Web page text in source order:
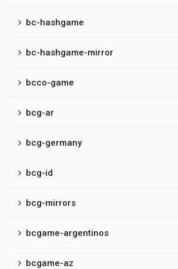
bc-hashgame
bc-hashgame-mirror
bcco-game
bcg-ar
bcg-germany
bcg-id
bcg-mirrors
bcgame-argentinos
bcgame-az